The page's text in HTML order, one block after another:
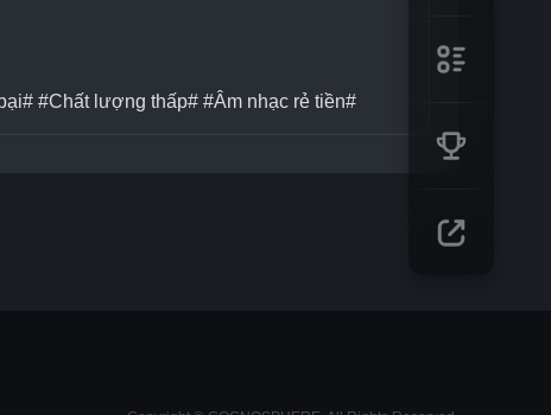
#Chất lượng thấp# #Âm nhạc rẻ tiền#